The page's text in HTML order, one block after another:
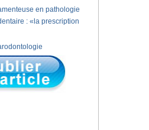
en pathologie
: «la prescription